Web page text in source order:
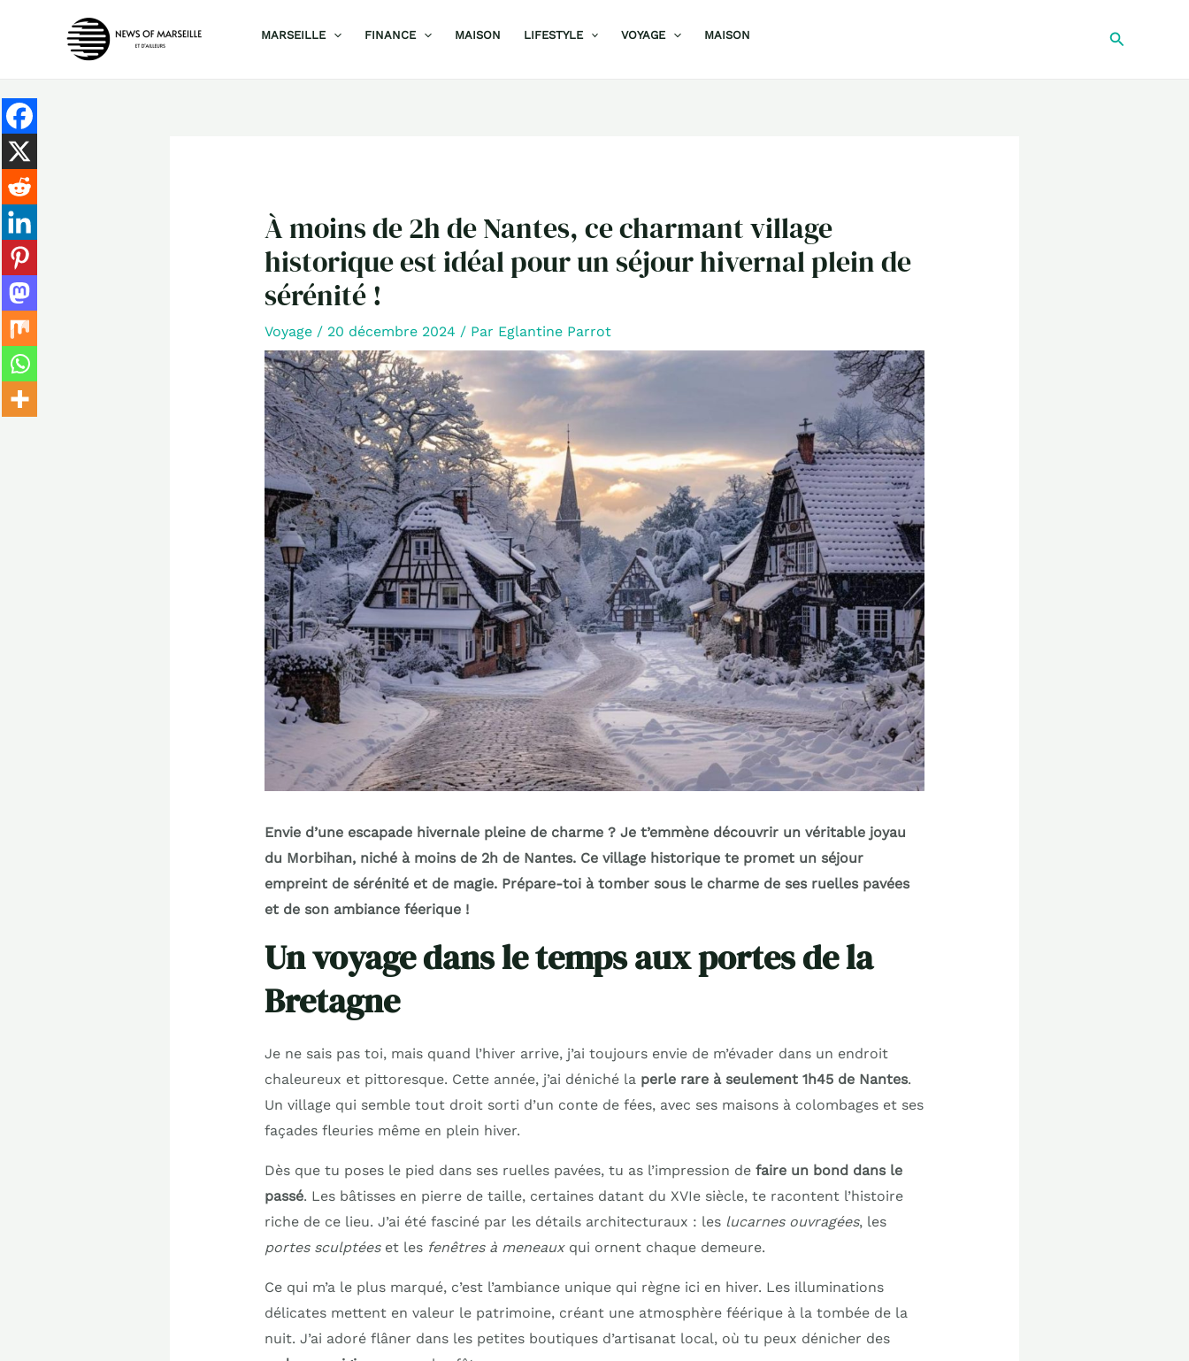
MARSEILLE FINANCE MAISON LIFESTYLE VOYAGE MAISON
À moins de 2h de Nantes, ce charmant village
historique est idéal pour un séjour hivernal plein de
sérénité !
Voyage/ 20 décembre 2024 / Par Eglantine Parrot
Envie d’une escapade hivernale pleine de charme ? Je t’emmène découvrir un véritable joyau
du Morbihan, niché à moins de 2h de Nantes. Ce village historique te promet un séjour
empreint de sérénité et de magie. Prépare-toi à tomber sous le charme de ses ruelles pavées
et de son ambiance féerique !
Un voyage dans le temps aux portes de la
Bretagne
Je ne sais pas toi, mais quand l’hiver arrive, j’ai toujours envie de m’évader dans un endroit
chaleureux et pittoresque. Cette année, j’ai déniché la perle rare à seulement 1h45 de Nantes.
Un village qui semble tout droit sorti d’un conte de fées, avec ses maisons à colombages et ses
façades fleuries même en plein hiver.
Dès que tu poses le pied dans ses ruelles pavées, tu as l’impression de faire un bond dans le
passé. Les bâtisses en pierre de taille, certaines datant du XVIe siècle, te racontent l’histoire
riche de ce lieu. J’ai été fasciné par les détails architecturaux : les lucarnes ouvragées, les
portes sculptéeset les fenêtres à meneauxqui ornent chaque demeure.
Ce qui m’a le plus marqué, c’est l’ambiance unique qui règne ici en hiver. Les illuminations
délicates mettent en valeur le patrimoine, créant une atmosphère féérique à la tombée de la
nuit. J’ai adoré flâner dans les petites boutiques d’artisanat local, où tu peux dénicher des